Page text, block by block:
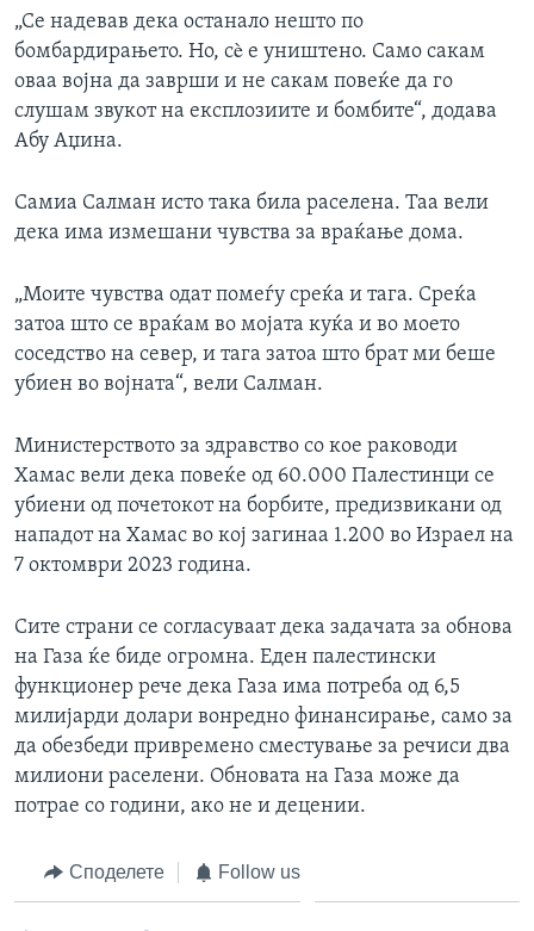
„Се надевав дека останало нешто по
бомбардирањето. Но, сè е уништено. Само сакам
оваа војна да заврши и не сакам повеќе да го
слушам звукот на експлозиите и бомбите“, додава
Абу Аџина.
Самиа Салман исто така била раселена. Таа вели
дека има измешани чувства за враќање дома.
„Моите чувства одат помеѓу среќа и тага. Среќа
затоа што се враќам во мојата куќа и во моето
соседство на север, и тага затоа што брат ми беше
убиен во војната“, вели Салман.
Министерството за здравство со кое раководи
Хамас вели дека повеќе од 60.000 Палестинци се
убиени од почетокот на борбите, предизвикани од
нападот на Хамас во кој загинаа 1.200 во Израел на
7 октомври 2023 година.
Сите страни се согласуваат дека задачата за обнова
на Газа ќе биде огромна. Еден палестински
функционер рече дека Газа има потреба од 6,5
милијарди долари вонредно финансирање, само за
да обезбеди привремено сместување за речиси два
милиони раселени. Обновата на Газа може да
потрае со години, ако не и децении.
Споделете Follow us